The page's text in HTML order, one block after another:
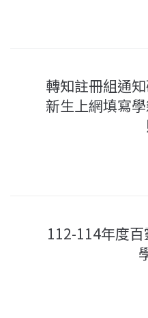
轉知註冊組通
新生上網填寫
112-114年度